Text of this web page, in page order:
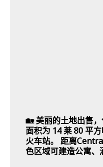
🏡 美丽的土地出售
面积为 14 莱 80 平
火车站。 距离
色区域可建造公寓、